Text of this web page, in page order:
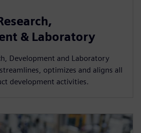
& Laboratory
Development and Laboratory
optimizes and aligns all
development activities.